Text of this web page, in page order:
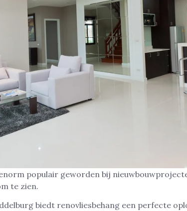
populair geworden bij
te zien.
biedt renovliesbehang een perfecte